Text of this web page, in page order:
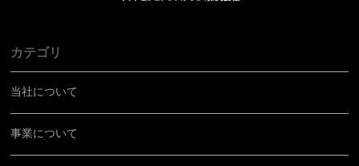
カテゴリ
当社について
事業について